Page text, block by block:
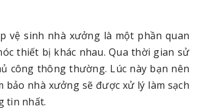
sinh nhà xưởng là một phần quan
thiết bị khác nhau. Qua thời gian sử
công thông thường. Lúc này bạn nên
nhà xưởng sẽ được xử lý làm sạch
tin nhất.